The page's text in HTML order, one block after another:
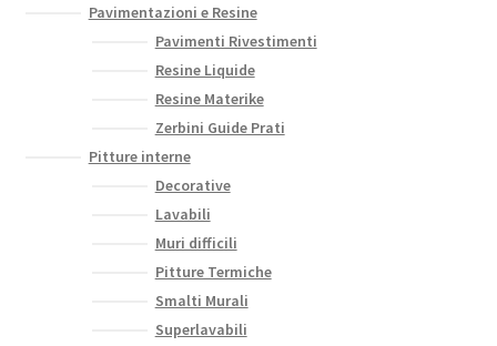
Pavimentazioni e Resine
Pavimenti Rivestimenti
Resine Liquide
Resine Materike
Zerbini Guide Prati
Pitture interne
Decorative
Lavabili
Muri difficili
Pitture Termiche
Smalti Murali
Superlavabili